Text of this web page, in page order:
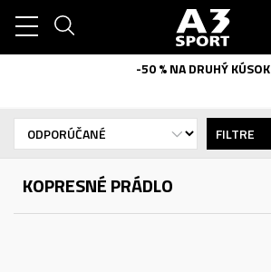
-50 % NA DRUHÝ KÚSOK
KOPRESNÉ PRÁDLO
FILTRE